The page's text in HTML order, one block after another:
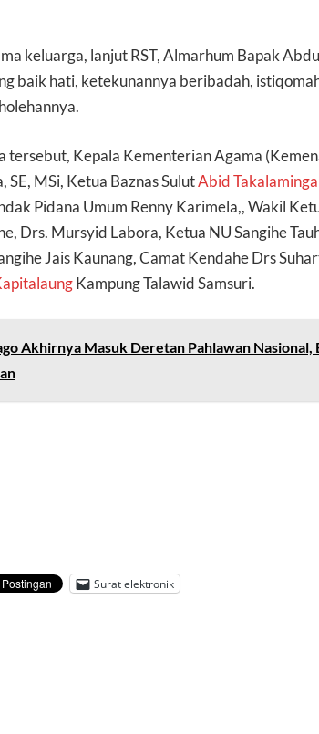
keluarga, lanjut RST, Almarhum Bapak
baik hati, ketekunannya beribadah,
tersebut, Kepala Kementerian Agama
SE, MSi, Ketua Baznas SulutAbid
Pidana Umum Renny Karimela,, Wakil
Drs. Mursyid Labora, Ketua NU Sangihe
Jais Kaunang, Camat Kendahe Drs
Kampung Talawid Samsuri.
Akhirnya Masuk Deretan Pahlawan Nasional,
Surat elektronik